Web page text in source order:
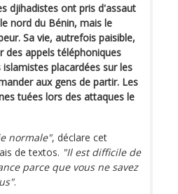
djihadistes ont pris d'assaut
nord du Bénin, mais le
Sa vie, autrefois paisible,
des appels téléphoniques
placardées sur les
aux gens de partir. Les
tuées lors des attaques le
normale", déclare cet
de textos. "Il est difficile de
parce que vous ne savez
.